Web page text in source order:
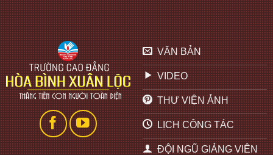
VĂN BẢN
VIDEO
THƯ VIỆN ẢNH
LỊCH CÔNG TÁC
ĐỘI NGŨ GIẢNG VIÊN